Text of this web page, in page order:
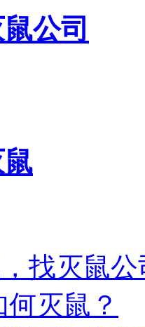
公司
找灭鼠
灭鼠？